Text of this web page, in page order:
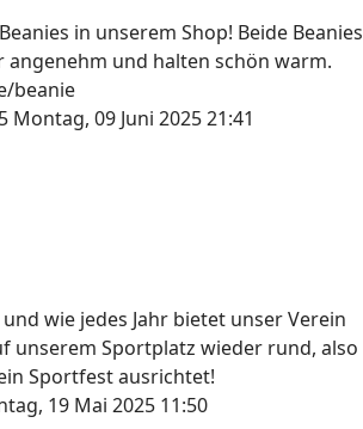
in unserem Shop! Beide Beanies
und halten schön warm.
beanie
Montag, 09 Juni 2025 21:41
wie jedes Jahr bietet unser Verein
unserem Sportplatz wieder rund, also
Sportfest ausrichtet!
19 Mai 2025 11:50